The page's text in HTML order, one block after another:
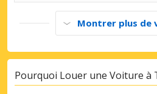
Montrer plus de
Pourquoi Louer une Voiture à